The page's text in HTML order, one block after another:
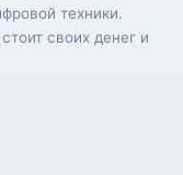
техники.
своих денег и